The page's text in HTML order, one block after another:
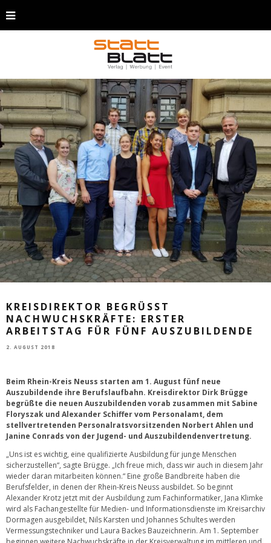
KREISDIREKTOR BEGRÜSST N
ACHWUCHSKRÄFTE: ERSTER A
RBEITSTAG FÜR FÜNF AUSZUBILDENDE
2. AUGUST 2018
Beim Rhein-Kreis Neuss starten am 1. August fünf neue
Auszubildende ihre Berufslaufbahn. Kreisdirektor Dirk Brügge
begrüßte die neuen Auszubildenden vorab zusammen mit Sabine
Floryszak und Alexander Schiffer vom Personalamt, dem
stellvertretenden Personalratsvorsitzenden Norbert Ahlen und
Janine Conrads von der Jugend- und Auszubildendenvertretung.
„Uns ist es wichtig, eine qualifizierte Ausbildung für junge Menschen
sicherzustellen“, sagte Brügge. „Ich freue mich, dass wir auch in diesem Jahr
wieder daran mitarbeiten können.“ Eine große Bandbreite haben die
Berufsfelder, in denen der Rhein-Kreis Neuss ausbildet. So beginnt
Alexander Krotz jetzt mit der Ausbildung zum Fachinformatiker, Jana Klimke
wird als Fachangestellte für Medien- und Informationsdienste im Kreisarchiv
Dormagen ausgebildet, Nils Karsten und Johannes Schultes werden
Vermessungstechniker und Laura Backes Bauzeichnerin. Am 1. September